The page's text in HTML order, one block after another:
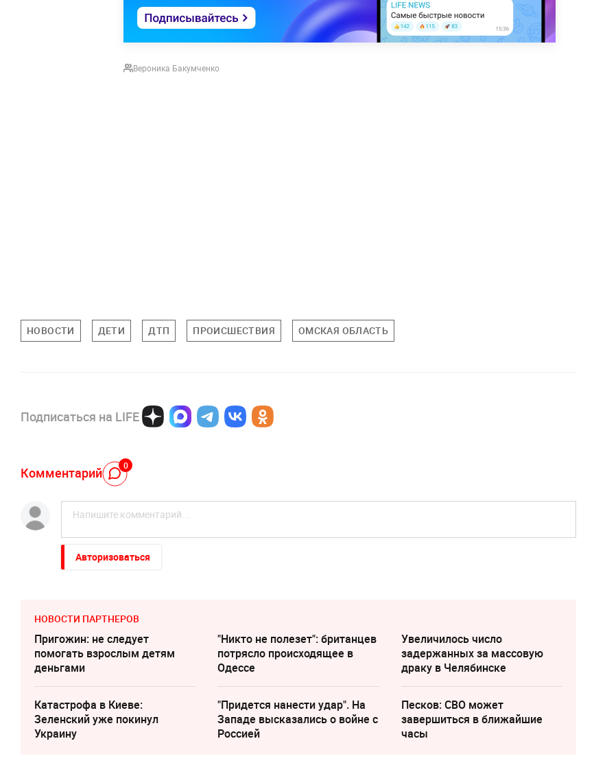
Вероника Бакумченко
НОВОСТИ ДЕТИ ДТП ПРОИСШЕСТВИЯ ОМСКАЯ ОБЛАСТЬ
Подписаться на LIFE
Комментарий 0
Авторизоваться
НОВОСТИ ПАРТНЕРОВ
Пригожин: не следует
помогать взрослым детям
деньгами
"Никто не полезет": британцев
потрясло происходящее в
Одессе
Увеличилось число
задержанных за массовую
драку в Челябинске
Катастрофа в Киеве:
Зеленский уже покинул
Украину
"Придется нанести удар". На
Западе высказались о войне с
Россией
Песков: СВО может
завершиться в ближайшие
часы